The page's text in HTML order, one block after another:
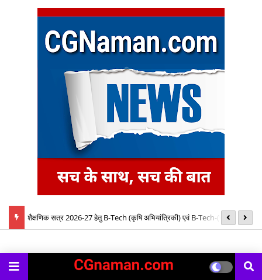
में शैक्षणिक सत्र 2026-27 हेतु B-Tech (कृषि अभियांत्रिकी) एवं B-Tech-(खाद्य
काउंसिलिंग प्रारंभ